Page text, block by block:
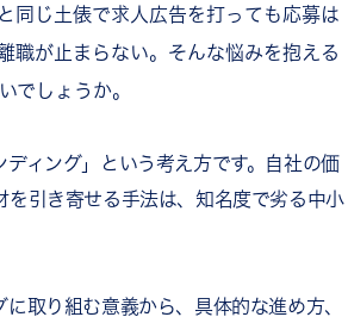
同じ土俵で求人広告を打っても応募は
職が止まらない。そんな悩みを抱える
でしょうか。
ィング」という考え方です。自社の価
引き寄せる手法は、知名度で劣る中小
取り組む意義から、具体的な進め方、